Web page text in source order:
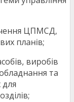
ЦПМСД,
планів;
виробів
та
для